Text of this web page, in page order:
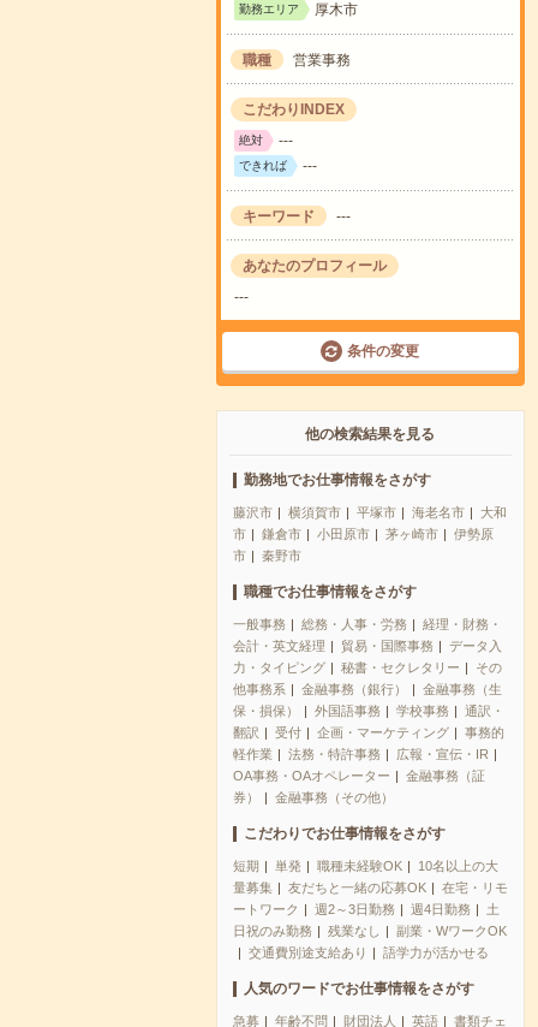
勤務エリア 厚木市
職種 営業事務
こだわりINDEX
絶対 ---
できれば ---
キーワード ---
あなたのプロフィール
---
条件の変更
他の検索結果を見る
勤務地でお仕事情報をさがす
藤沢市 横須賀市 平塚市 海老名市
大和
市
鎌倉市 小田原市 茅ヶ崎市
伊勢原
市
秦野市
職種でお仕事情報をさがす
一般事務 総務・人事・労務
経理・財務・
会計・英文経理
貿易・国際事務
データ入
力・タイピング
秘書・セクレタリー
その
他事務系
金融事務（銀行）
金融事務（生
保・損保）
外国語事務 学校事務
通訳・
翻訳
受付 企画・マーケティング
事務的
軽作業
法務・特許事務
広報・宣伝・IR
OA事務・OAオペレーター
金融事務（証
券）
金融事務（その他）
こだわりでお仕事情報をさがす
短期 単発 職種未経験OK
10名以上の大
量募集
友だちと一緒の応募OK
在宅・リモ
ートワーク
週2～3日勤務 週4日勤務
土
日祝のみ勤務
残業なし
副業・WワークOK
交通費別途支給あり
語学力が活かせる
人気のワードでお仕事情報をさがす
急募 年齢不問 財団法人 英語
書類チェ